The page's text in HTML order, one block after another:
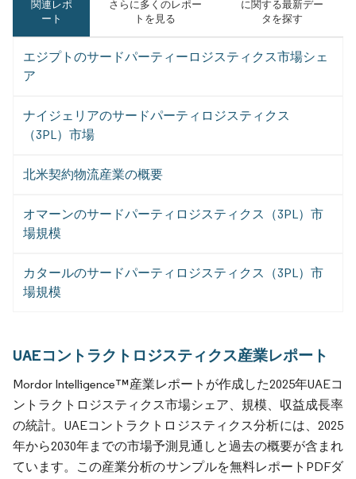
関連レポ
ート
さらに多くのレポー
トを見る
に関する最新デー
タを探す
エジプトのサードパーティーロジスティクス市場シェ
ア
ナイジェリアのサードパーティロジスティクス
（3PL）市場
北米契約物流産業の概要
オマーンのサードパーティロジスティクス（3PL）市
場規模
カタールのサードパーティロジスティクス（3PL）市
場規模
UAEコントラクトロジスティクス産業レポート
Mordor Intelligence™産業レポートが作成した2025年UAEコ
ントラクトロジスティクス市場シェア、規模、収益成長率
の統計。UAEコントラクトロジスティクス分析には、2025
年から2030年までの市場予測見通しと過去の概要が含まれ
ています。この産業分析のサンプルを無料レポートPDFダ